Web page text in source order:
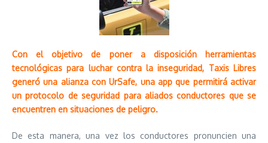
Con el objetivo de poner a disposición herramientas
tecnológicas para luchar contra la inseguridad, Taxis Libres
generó una alianza con UrSafe, una app que permitirá activar
un protocolo de seguridad para aliados conductores que se
encuentren en situaciones de peligro.
De esta manera, una vez los conductores pronuncien una